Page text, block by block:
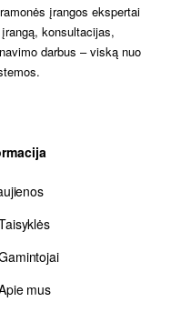
įrangos ekspertai
konsultacijas,
darbus – viską nuo
mus